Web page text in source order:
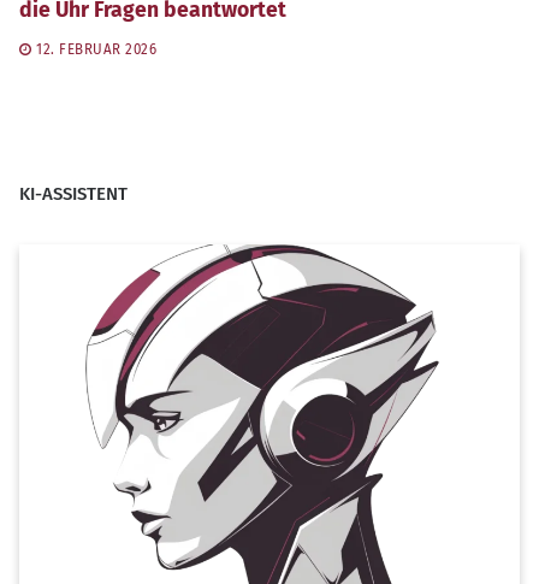
die Uhr Fragen beantwortet
12. FEBRUAR 2026
KI-ASSISTENT